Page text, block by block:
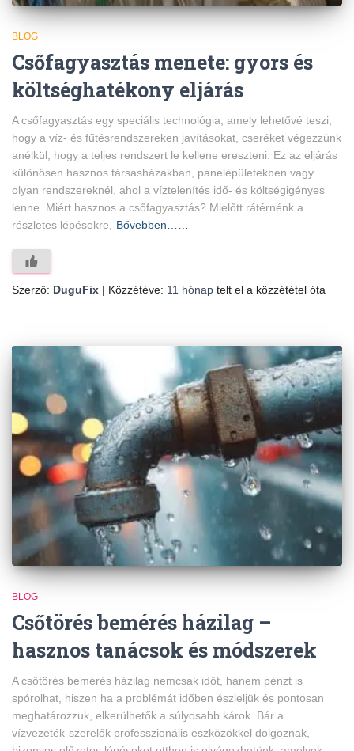
BLOG
Csőfagyasztás menete: gyors és
költséghatékony eljárás
A csőfagyasztás egy speciális technológia, amely lehetővé teszi,
hogy a víz- és fűtésrendszereken javításokat, cseréket végezzünk
anélkül, hogy a teljes rendszert le kellene ereszteni. Ez az eljárás
különösen hasznos társasházakban, panelépületekben vagy
olyan rendszereknél, ahol a víztelenítés idő- és költségigényes
lenne. Miért hasznos a csőfagyasztás? Mielőtt rátérnénk a
részletes lépésekre,
Bővebben……
Szerző: DuguFix | Közzétéve: 11 hónap telt el a közzététel óta
BLOG
Csőtörés bemérés házilag –
hasznos tanácsok és módszerek
A csőtörés bemérés házilag nemcsak időt, hanem pénzt is
spórolhat, hiszen ha a problémát időben észleljük és pontosan
meghatározzuk, elkerülhetők a súlyosabb károk. Bár a
vízvezeték-szerelők professzionális eszközökkel dolgoznak,